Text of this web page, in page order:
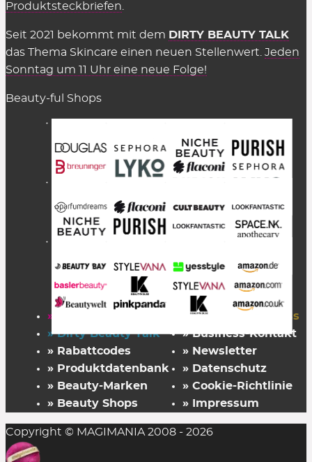
Produktsteckbriefen
Seit 2021 bekommt mit dem DIRTY BEAUTY TALK
das Thema Skincare einen neuen Stellenwert. Jeden
Sonntag um 11 Uhr eine neue Folge!
Beauty-ful Shops
» Startseite
» Dirty Beauty Talk
» Rabattcodes
» Produktdatenbank
» Beauty-Marken
» Beauty Shops
» FAZ Kaufkompass
» Business-Kontakt
» Newsletter
» Datenschutz
» Cookie-Richtlinie
» Impressum
Copyright © MAGIMANIA 2008 - 2026